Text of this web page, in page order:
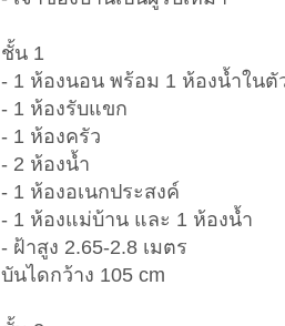
ชั้น 1
- 1 ห้องนอน พร้อม 1 ห้องน้ำในตั
- 1 ห้องรับแขก
- 1 ห้องครัว
- 2 ห้องน้ำ
- 1 ห้องอเนกประสงค์
- 1 ห้องแม่บ้าน และ 1 ห้องน้ำ
- ฝ้าสูง 2.65-2.8 เมตร
บันไดกว้าง 105 cm